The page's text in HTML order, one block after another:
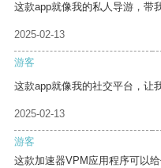
这款app就像我的私人导游，带
2025-02-13
游客
这款app就像我的社交平台，让
2025-02-13
游客
这款加速器VPM应用程序可以